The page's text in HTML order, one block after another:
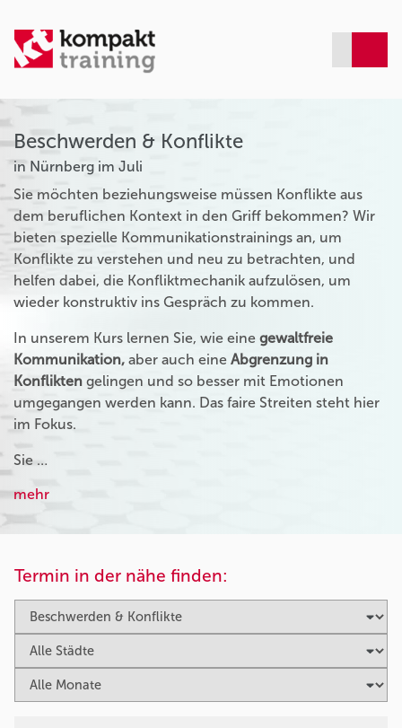
Beschwerden & Konflikte
in Nürnberg im Juli
Sie möchten beziehungsweise müssen Konflikte aus
dem beruflichen Kontext in den Griff bekommen? Wir
bieten spezielle Kommunikationstrainings an, um
Konflikte zu verstehen und neu zu betrachten, und
helfen dabei, die Konfliktmechanik aufzulösen, um
wieder konstruktiv ins Gespräch zu kommen.
In unserem Kurs lernen Sie, wie eine gewaltfreie
Kommunikation, aber auch eine Abgrenzung in
Konflikten gelingen und so besser mit Emotionen
umgegangen werden kann. Das faire Streiten steht hier
im Fokus.
Sie …
mehr
Termin in der nähe finden: